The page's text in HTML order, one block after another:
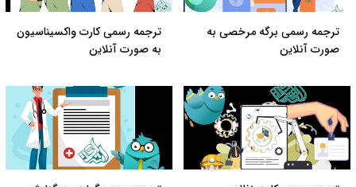
ترجمه رسمی برگه مرخصی به
صورت آنلاین
ترجمه رسمی کارت واکسیناسیون
به صورت آنلاین